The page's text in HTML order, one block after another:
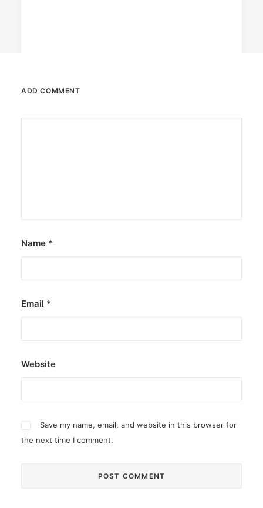
ADD COMMENT
Name *
Email *
Website
Save my name, email, and website in this browser for
the next time I comment.